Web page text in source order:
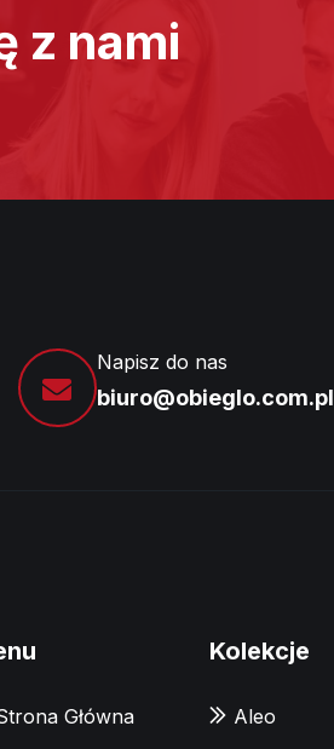
z nami
Napisz do nas
biuro@obieglo.com.pl
Główna
Kolekcje
Aleo